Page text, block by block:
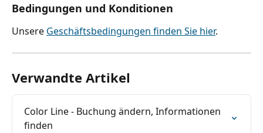
Bedingungen und Konditionen
Unsere Geschäftsbedingungen finden Sie hier.
Verwandte Artikel
Color Line - Buchung ändern, Informationen
finden